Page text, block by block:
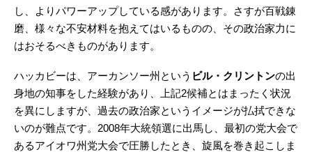
し、よりパワーアップしている感があります。さすが百戦錬
磨、様々な不安材料を抱えてはいるものの、その政治家力に
はおそるべきものがあります。
ハッカビーは、アーカンソー州という ビル・クリントンの出
身地の知事をした経験があり、上記2候補とはまったく状況
を異にしますが、過去の政治家というイメージが払拭できな
いのが難点です。2008年大統領選に出馬し、最初の党大会で
あるアイオワ州党大会で圧勝したとき、旋風を巻き起こしま